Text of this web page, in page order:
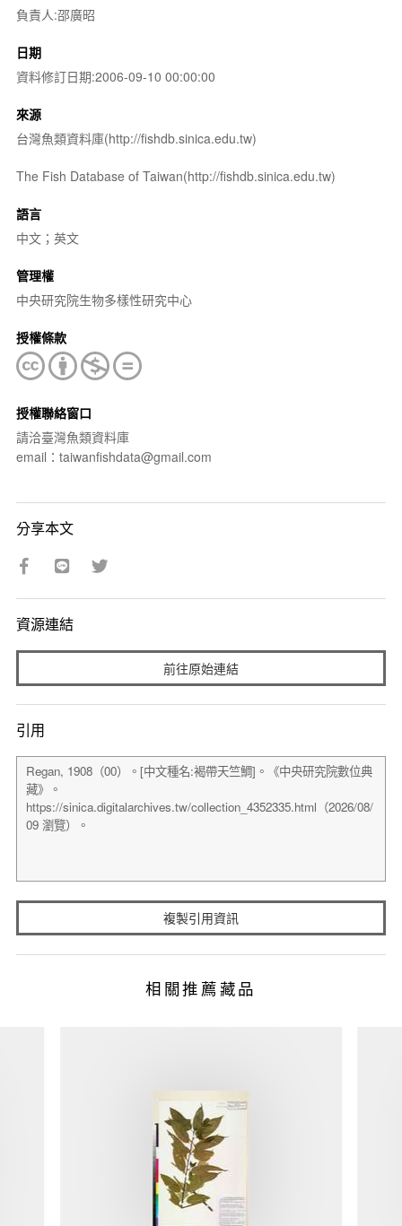
負責人:邵廣昭
日期
資料修訂日期:2006-09-10 00:00:00
來源
台灣魚類資料庫(http://fishdb.sinica.edu.tw)
The Fish Database of Taiwan(http://fishdb.sinica.edu.tw)
語言
中文；英文
管理權
中央研究院生物多樣性研究中心
授權條款
授權聯絡窗口
請洽臺灣魚類資料庫
email：taiwanfishdata@gmail.com
分享本文
資源連結
前往原始連結
引用
複製引用資訊
相關推薦藏品